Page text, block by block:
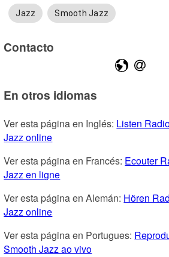
Jazz Smooth Jazz
Contacto
En otros idiomas
Ver esta página en Inglés: Listen
Jazz online
Ver esta página en Francés: Ecouter
Jazz en ligne
Ver esta página en Alemán: Hören
Jazz online
Ver esta página en Portugues:
Smooth Jazz ao vivo